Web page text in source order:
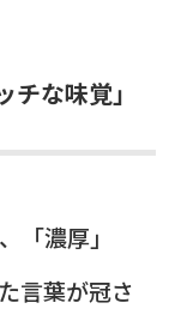
な味覚」
「濃厚」
言葉が冠さ